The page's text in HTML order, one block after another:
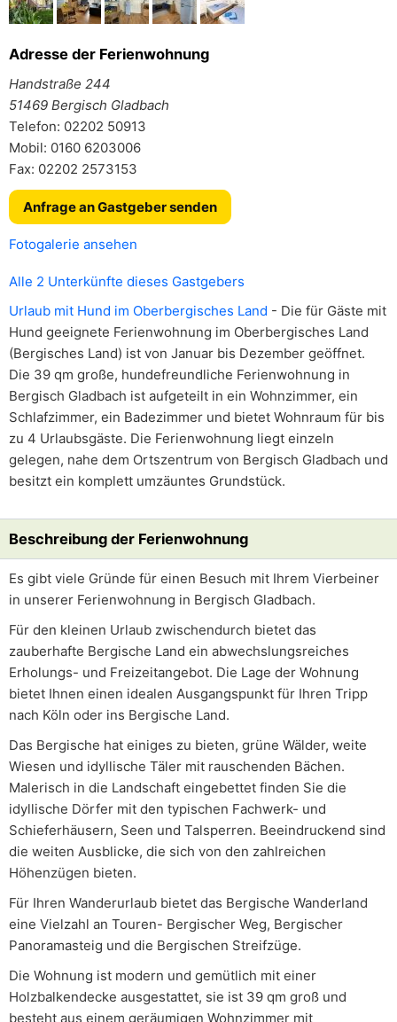
Adresse der Ferienwohnung
Handstraße 244
51469 Bergisch Gladbach
Telefon: 02202 50913
Mobil: 0160 6203006
Fax: 02202 2573153
Anfrage an Gastgeber senden
Fotogalerie ansehen
Alle 2 Unterkünfte dieses Gastgebers
Urlaub mit Hund im Oberbergisches Land - Die für Gäste mit
Hund geeignete Ferienwohnung im Oberbergisches Land
(Bergisches Land) ist von Januar bis Dezember geöffnet.
Die 39 qm große, hundefreundliche Ferienwohnung in
Bergisch Gladbach ist aufgeteilt in ein Wohnzimmer, ein
Schlafzimmer, ein Badezimmer und bietet Wohnraum für bis
zu 4 Urlaubsgäste. Die Ferienwohnung liegt einzeln
gelegen, nahe dem Ortszentrum von Bergisch Gladbach und
besitzt ein komplett umzäuntes Grundstück.
Beschreibung der Ferienwohnung
Es gibt viele Gründe für einen Besuch mit Ihrem Vierbeiner
in unserer Ferienwohnung in Bergisch Gladbach.
Für den kleinen Urlaub zwischendurch bietet das
zauberhafte Bergische Land ein abwechslungsreiches
Erholungs- und Freizeitangebot. Die Lage der Wohnung
bietet Ihnen einen idealen Ausgangspunkt für Ihren Tripp
nach Köln oder ins Bergische Land.
Das Bergische hat einiges zu bieten, grüne Wälder, weite
Wiesen und idyllische Täler mit rauschenden Bächen.
Malerisch in die Landschaft eingebettet finden Sie die
idyllische Dörfer mit den typischen Fachwerk- und
Schieferhäusern, Seen und Talsperren. Beeindruckend sind
die weiten Ausblicke, die sich von den zahlreichen
Höhenzügen bieten.
Für Ihren Wanderurlaub bietet das Bergische Wanderland
eine Vielzahl an Touren- Bergischer Weg, Bergischer
Panoramasteig und die Bergischen Streifzüge.
Die Wohnung ist modern und gemütlich mit einer
Holzbalkendecke ausgestattet, sie ist 39 qm groß und
besteht aus einem geräumigen Wohnzimmer mit